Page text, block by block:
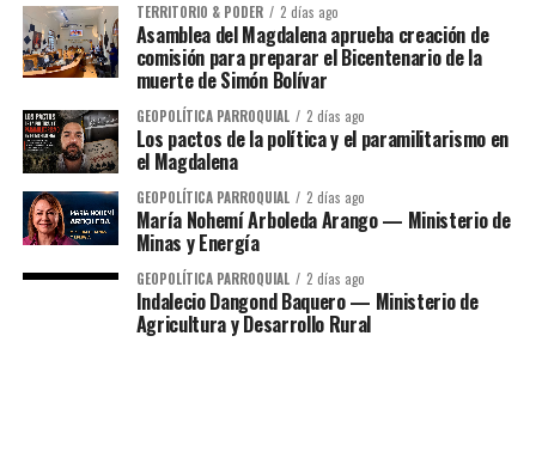
TERRITORIO & PODER 2 días ago
Asamblea del Magdalena aprueba creación de
comisión para preparar el Bicentenario de la
muerte de Simón Bolívar
GEOPOLÍTICA PARROQUIAL 2 días ago
Los pactos de la política y el paramilitarismo en
el Magdalena
GEOPOLÍTICA PARROQUIAL 2 días ago
María Nohemí Arboleda Arango — Ministerio de
Minas y Energía
GEOPOLÍTICA PARROQUIAL 2 días ago
Indalecio Dangond Baquero — Ministerio de
Agricultura y Desarrollo Rural